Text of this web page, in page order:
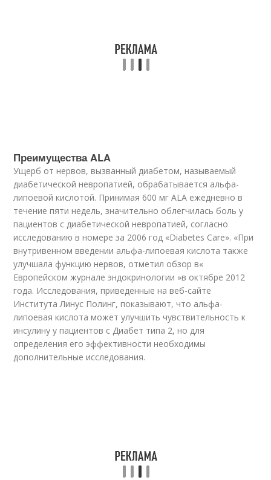
Преимущества ALA
Ущерб от нервов, вызванный диабетом, называемый
диабетической невропатией, обрабатывается альфа-
липоевой кислотой. Принимая 600 мг ALA ежедневно в
течение пяти недель, значительно облегчилась боль у
пациентов с диабетической невропатией, согласно
исследованию в номере за 2006 год «Diabetes Care». «При
внутривенном введении альфа-липоевая кислота также
улучшала функцию нервов, отметил обзор в«
Европейском журнале эндокринологии »в октябре 2012
года. Исследования, приведенные на веб-сайте
Института Линус Полинг, показывают, что альфа-
липоевая кислота может улучшить чувствительность к
инсулину у пациентов с Диабет типа 2, но для
определения его эффективности необходимы
дополнительные исследования.